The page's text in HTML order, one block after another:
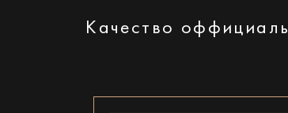
Качество